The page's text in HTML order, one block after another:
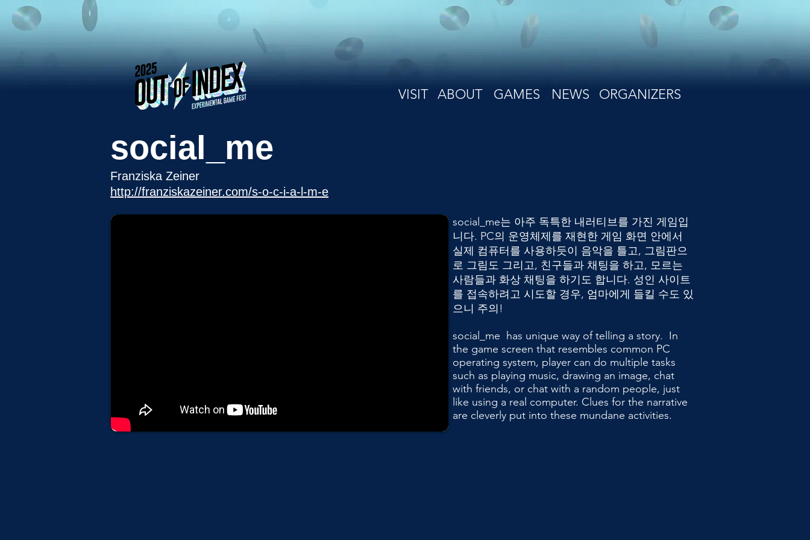
VISIT ABOUT GAMES NEWS ORGANIZERS
social_me
Franziska Zeiner
http://franziskazeiner.com/s-o-c-i-a-l-m-e
social_me는 아주 독특한 내러티브를 가진 게임입
니다. PC의 운영체제를 재현한 게임 화면 안에서
실제 컴퓨터를 사용하듯이 음악을 틀고, 그림판으
로 그림도 그리고, 친구들과 채팅을 하고, 모르는
사람들과 화상 채팅을 하기도 합니다. 성인 사이트
를 접속하려고 시도할 경우, 엄마에게 들킬 수도 있
으니 주의!
social_me has unique way of telling a story. In
the game screen that resembles common PC
operating system, player can do multiple tasks
such as playing music, drawing an image, chat
with friends, or chat with a random people, just
like using a real computer. Clues for the narrative
are cleverly put into these mundane activities.